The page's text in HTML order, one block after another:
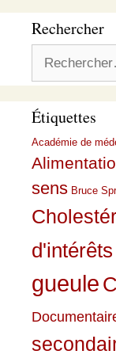
Rechercher
Étiquettes
Académie de
sens Bruce
d'intérêts
gueule